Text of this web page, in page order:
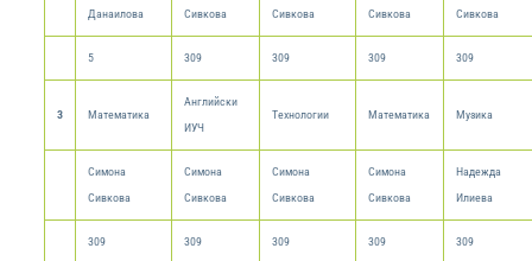
Данаилова
Сивкова
Сивкова
Сивкова
Сивкова
5 309 309 309 309
3 Математика
Английски
ИУЧ
Технологии Математика Музика
Симона
Сивкова
Симона
Сивкова
Симона
Сивкова
Симона
Сивкова
Надежда
Илиева
309 309 309 309 309